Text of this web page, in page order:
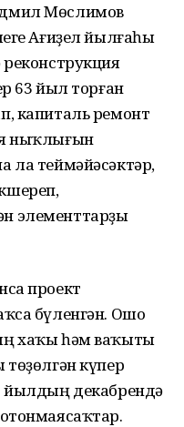
Мөслимов
Ағиҙел йылғаһы
63 йыл торған
капиталь ремонт
ныҡлығын
ла теймәйәсәктәр,
элементтарҙы
проект
бүленгән. Ошо
хаҡы һәм ваҡыты
күпер
йылдың декабрендә